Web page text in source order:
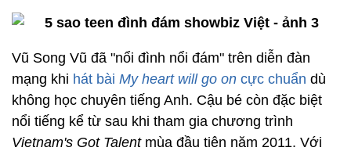
Vũ Song Vũ đã "nổi đình nổi đám" trên diễn đàn
mạng khi hát bài My heart will go on cực chuẩn dù
không học chuyên tiếng Anh. Cậu bé còn đặc biệt
nổi tiếng kể từ sau khi tham gia chương trình
Vietnam's Got Talentmùa đầu tiên năm 2011. Với